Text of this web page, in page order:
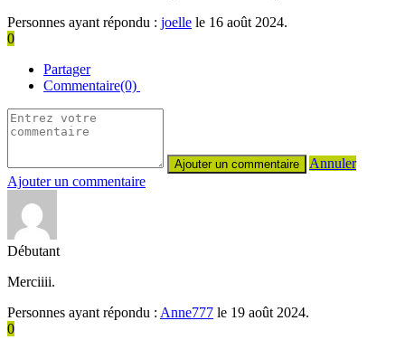
Personnes ayant répondu : joelle le 16 août 2024.
0
Partager
Commentaire(0)
Annuler
Ajouter un commentaire
Débutant
Merciiii.
Personnes ayant répondu : Anne777 le 19 août 2024.
0